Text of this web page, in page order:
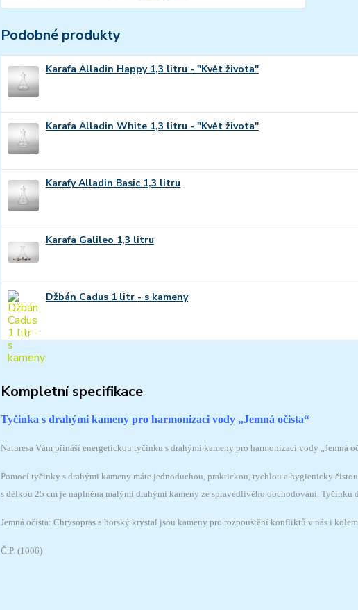
Podobné produkty
Karafa Alladin Happy 1,3 litru - "Květ života"
Karafa Alladin White 1,3 litru - "Květ života"
Karafy Alladin Basic 1,3 litru
Karafa Galileo 1,3 litru
Džbán Cadus 1 litr - s kameny
Kompletní specifikace
Tyčinka s drahými kameny pro harmonizaci vody „Jemná očista“
Naturesa Vám přináší energetickou tyčinku s drahými kameny pro harmonizaci vody „Jemná
Pomocí tyčinky s drahými kameny máte jednoduchou, praktickou, rychlou a hygienicky
s délkou 25 cm je naplněna malými drahými kameny ze spravedlivého obchodování. Tyčinku
Jemná očista: Chrysopras a horský krystal jsou kameny pro rozpouštění konfliktů v nás i
Č.P. (1006)